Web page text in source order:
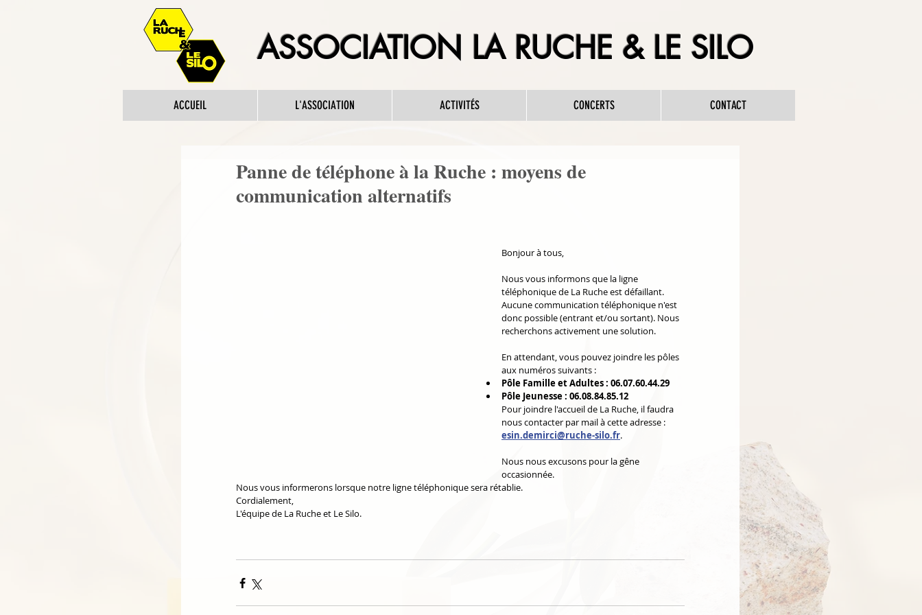
ASSOCIATION LA RUCHE & LE SILO
Panne de téléphone à la Ruche : moyens de
communication alternatifs
Bonjour à tous,
Nous vous informons que la ligne
téléphonique de La Ruche est défaillant.
Aucune communication téléphonique n'est
donc possible (entrant et/ou sortant). Nous
recherchons activement une solution.
En attendant, vous pouvez joindre les pôles
aux numéros suivants :
Pôle Famille et Adultes : 06.07.60.44.29
Pôle Jeunesse : 06.08.84.85.12
Pour joindre l'accueil de La Ruche, il faudra
nous contacter par mail à cette adresse :
esin.demirci@ruche-silo.fr.
Nous nous excusons pour la gêne
occasionnée.
Nous vous informerons lorsque notre ligne téléphonique sera rétablie.
Cordialement,
L'équipe de La Ruche et Le Silo.
ACCUEIL L'ASSOCIATION ACTIVITÉS CONCERTS CONTACT